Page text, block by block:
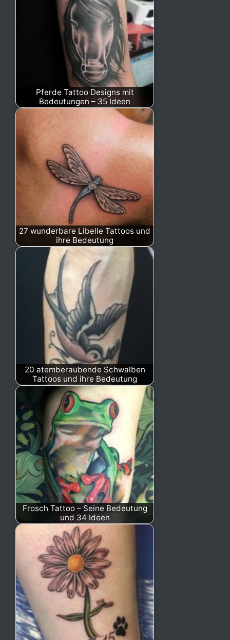
Pferde Tattoo Designs mit
Bedeutungen – 35 Ideen
27 wunderbare Libelle Tattoos und
ihre Bedeutung
20 atemberaubende Schwalben
Tattoos und ihre Bedeutung
Frosch Tattoo – Seine Bedeutung
und 34 Ideen